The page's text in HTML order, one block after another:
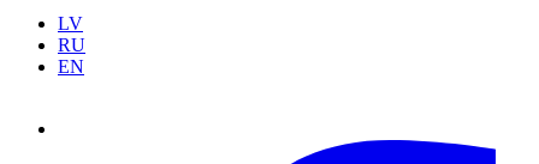
LV
RU
EN